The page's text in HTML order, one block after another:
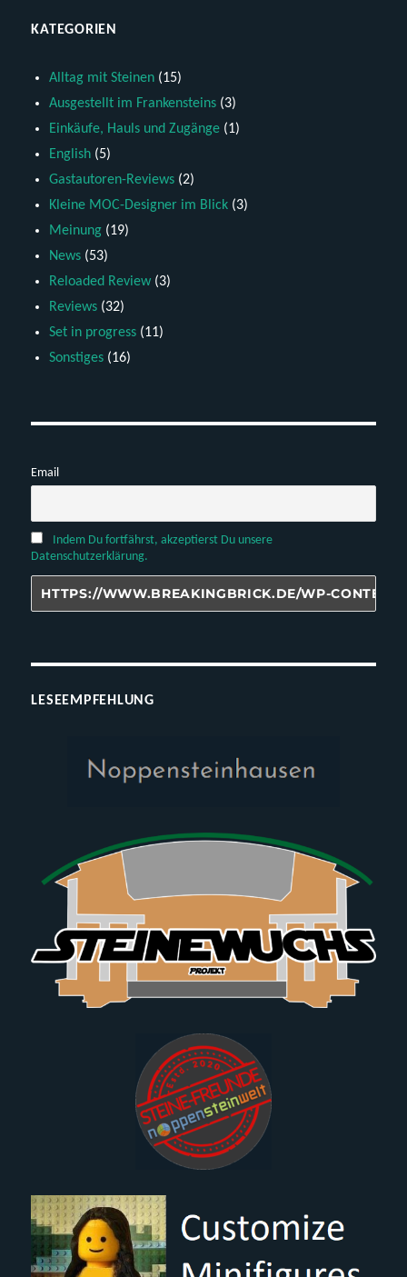
KATEGORIEN
Alltag mit Steinen (15)
Ausgestellt im Frankensteins (3)
Einkäufe, Hauls und Zugänge (1)
English (5)
Gastautoren-Reviews (2)
Kleine MOC-Designer im Blick (3)
Meinung (19)
News (53)
Reloaded Review (3)
Reviews (32)
Set in progress (11)
Sonstiges (16)
Email
Indem Du fortfährst, akzeptierst Du unsere
Datenschutzerklärung.
LESEEMPFEHLUNG